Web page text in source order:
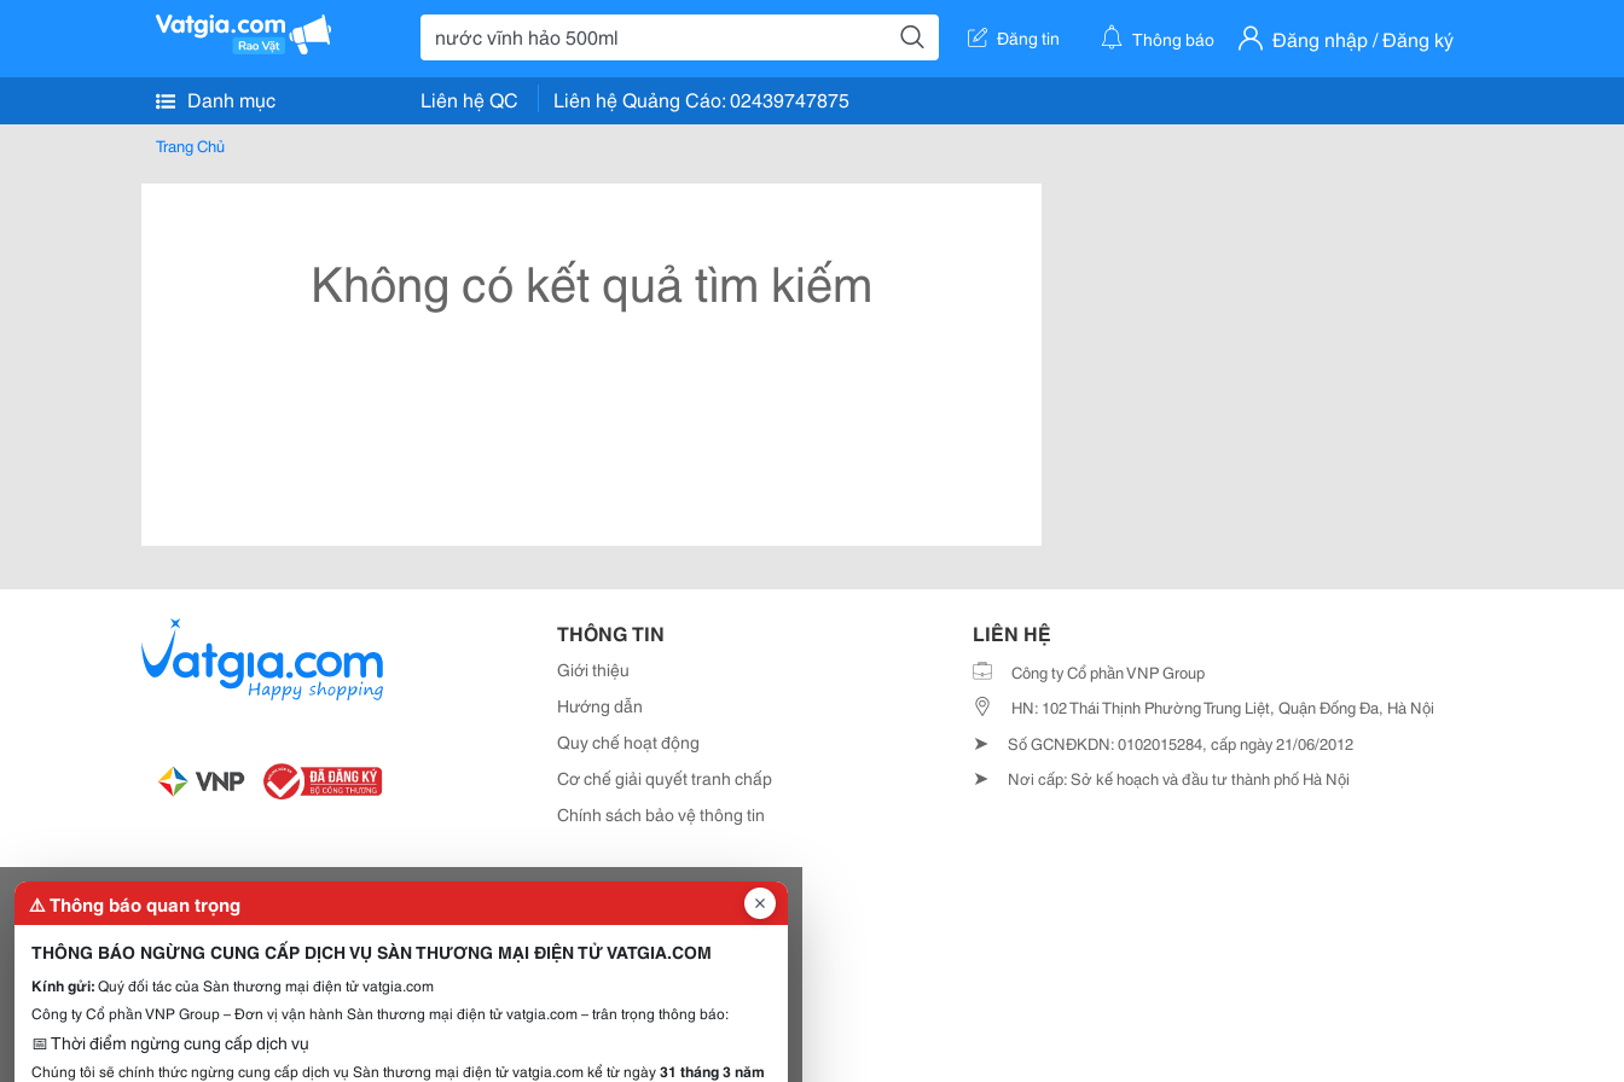
Đăng tin Thông báo Đăng nhập / Đăng ký
Danh mục Liên hệ QC Liên hệ Quảng Cáo: 02439747875
Trang Chủ
Không có kết quả tìm kiếm
THÔNG TIN
Giới thiệu
Hướng dẫn
Quy chế hoạt động
Cơ chế giải quyết tranh chấp
Chính sách bảo vệ thông tin
LIÊN HỆ
Công ty Cổ phần VNP Group
HN: 102 Thái Thịnh Phường Trung Liệt, Quận Đống Đa, Hà Nội
➤ Số GCNĐKDN: 0102015284, cấp ngày 21/06/2012
➤ Nơi cấp: Sở kế hoạch và đầu tư thành phố Hà Nội
⚠️ Thông báo quan trọng
THÔNG BÁO NGỪNG CUNG CẤP DỊCH VỤ SÀN THƯƠNG MẠI ĐIỆN TỬ VATGIA.COM
Kính gửi:Quý đối tác của Sàn thương mại điện tử vatgia.com
Công ty Cổ phần VNP Group – Đơn vị vận hành Sàn thương mại điện tử vatgia.com – trân trọng thông báo:
📅 Thời điểm ngừng cung cấp dịch vụ
Chúng tôi sẽ chính thức ngừng cung cấp dịch vụ Sàn thương mại điện tử vatgia.com kể từ ngày31 tháng 3 năm